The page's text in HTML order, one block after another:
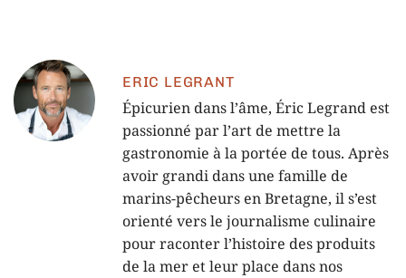
ERIC LEGRANT
Épicurien dans l’âme, Éric Legrand est
passionné par l’art de mettre la
gastronomie à la portée de tous. Après
avoir grandi dans une famille de
marins-pêcheurs en Bretagne, il s’est
orienté vers le journalisme culinaire
pour raconter l’histoire des produits
de la mer et leur place dans nos